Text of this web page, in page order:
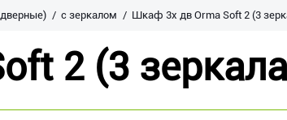
с зеркалом Шкаф 3х дв Orma Soft 2 (3
2 (3